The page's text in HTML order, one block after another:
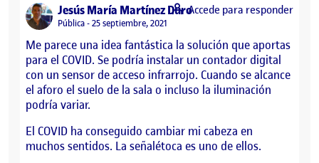
Jesús María Martínez Durosays:
Visibilidad:
Pública 25 septiembre, 2021
Me parece una idea fantástica la solución que aportas
para el COVID. Se podría instalar un contador digital
con un sensor de acceso infrarrojo. Cuando se alcance
el aforo el suelo de la sala o incluso la iluminación
podría variar.
El COVID ha conseguido cambiar mi cabeza en
muchos sentidos. La señalétoca es uno de ellos.
Accede para responder